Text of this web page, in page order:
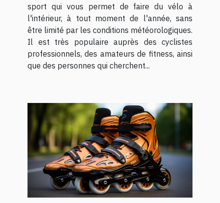
sport qui vous permet de faire du vélo à
l'intérieur, à tout moment de l'année, sans
être limité par les conditions météorologiques.
Il est très populaire auprès des cyclistes
professionnels, des amateurs de fitness, ainsi
que des personnes qui cherchent...